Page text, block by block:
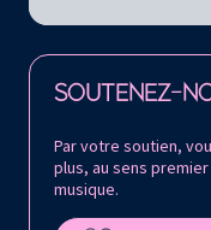
SOUTENEZ-
Par votre soutien,
plus, au sens premier
musique.
Retrouvez la